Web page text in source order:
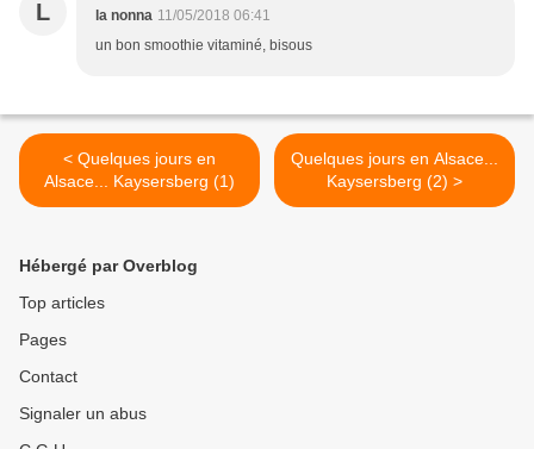
L la nonna 11/05/2018 06:41
un bon smoothie vitaminé, bisous
< Quelques jours en
Alsace... Kaysersberg (1)
Quelques jours en Alsace...
Kaysersberg (2) >
Hébergé par Overblog
Top articles
Pages
Contact
Signaler un abus